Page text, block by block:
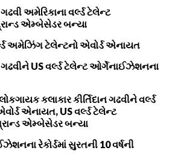
અમેરિકાના વર્લ્ડ ટેલેન્ટ
એમ્બેસેડર બન્યા
અમેઝિંગ ટેલેન્ટનો એવોર્ડ એનાયત
ગઢવીને US વર્લ્ડ ટેલેન્ટ ઓર્ગેનાઈઝેશનના
કલાકાર કીર્તિદાન ગઢવીને વર્લ્ડ
એનાયત, US વર્લ્ડ ટેલેન્ટ
એમ્બેસેડર બન્યા
રેકોર્ડમાં સુરતની 10 વર્ષની